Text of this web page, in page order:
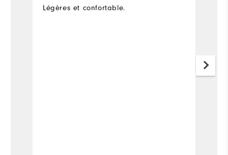
Légères et confortable.